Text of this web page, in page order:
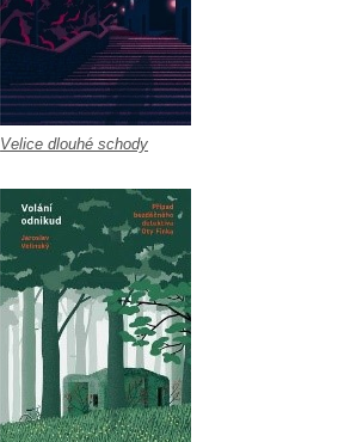
Velice dlouhé schody